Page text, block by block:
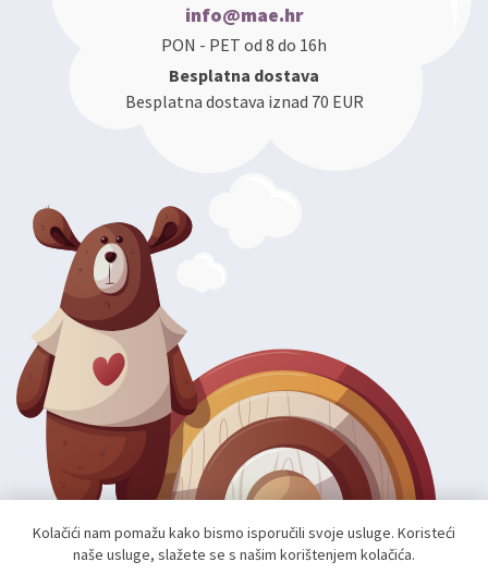
info@mae.hr
PON - PET od 8 do 16h
Besplatna dostava
Besplatna dostava iznad 70 EUR
Kolačići nam pomažu kako bismo isporučili svoje usluge. Koristeći
naše usluge, slažete se s našim korištenjem kolačića.